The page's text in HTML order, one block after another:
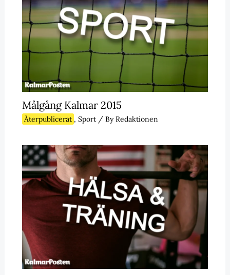
Målgång Kalmar 2015
Återpublicerat , Sport/ ByRedaktionen